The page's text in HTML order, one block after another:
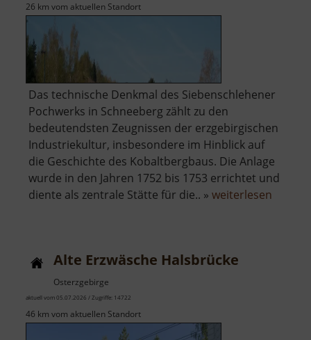
26 km vom aktuellen Standort
Das technische Denkmal des Siebenschlehener
Pochwerks in Schneeberg zählt zu den
bedeutendsten Zeugnissen der erzgebirgischen
Industriekultur, insbesondere im Hinblick auf
die Geschichte des Kobaltbergbaus. Die Anlage
wurde in den Jahren 1752 bis 1753 errichtet und
diente als zentrale Stätte für die.. » weiterlesen
Alte Erzwäsche Halsbrücke
Osterzgebirge
aktuell vom 05.07.2026 / Zugriffe: 14722
46 km vom aktuellen Standort